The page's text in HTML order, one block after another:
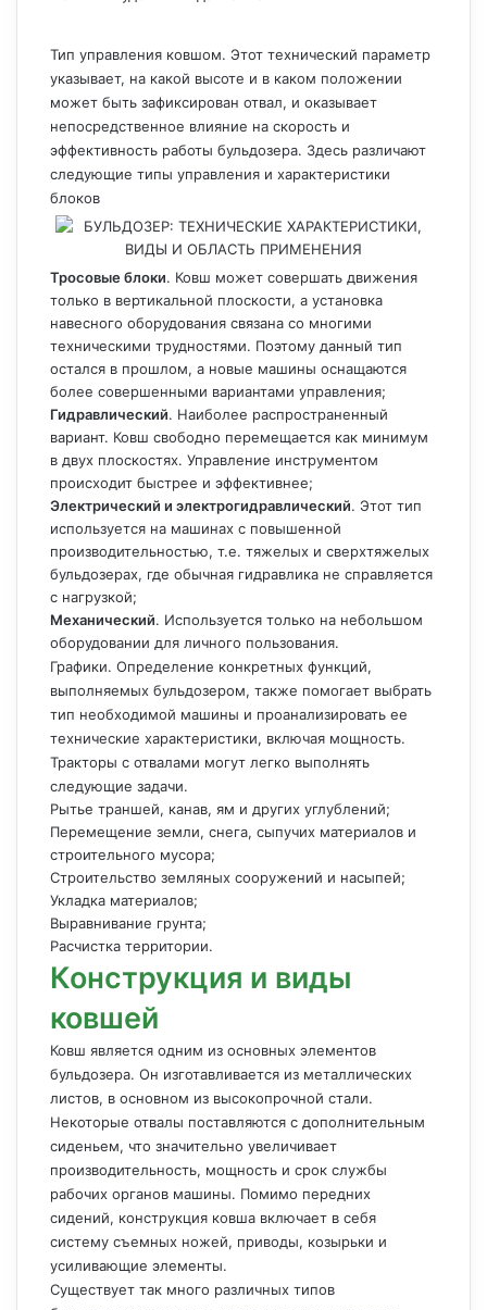
Тип управления ковшом. Этот технический параметр
указывает, на какой высоте и в каком положении
может быть зафиксирован отвал, и оказывает
непосредственное влияние на скорость и
эффективность работы бульдозера. Здесь различают
следующие типы управления и характеристики
блоков
Тросовые блоки. Ковш может совершать движения
только в вертикальной плоскости, а установка
навесного оборудования связана со многими
техническими трудностями. Поэтому данный тип
остался в прошлом, а новые машины оснащаются
более совершенными вариантами управления;
Гидравлический. Наиболее распространенный
вариант. Ковш свободно перемещается как минимум
в двух плоскостях. Управление инструментом
происходит быстрее и эффективнее;
Электрический и электрогидравлический. Этот тип
используется на машинах с повышенной
производительностью, т.е. тяжелых и сверхтяжелых
бульдозерах, где обычная гидравлика не справляется
с нагрузкой;
Механический. Используется только на небольшом
оборудовании для личного пользования.
Графики. Определение конкретных функций,
выполняемых бульдозером, также помогает выбрать
тип необходимой машины и проанализировать ее
технические характеристики, включая мощность.
Тракторы с отвалами могут легко выполнять
следующие задачи.
Рытье траншей, канав, ям и других углублений;
Перемещение земли, снега, сыпучих материалов и
строительного мусора;
Строительство земляных сооружений и насыпей;
Укладка материалов;
Выравнивание грунта;
Расчистка территории.
Конструкция и виды
ковшей
Ковш является одним из основных элементов
бульдозера. Он изготавливается из металлических
листов, в основном из высокопрочной стали.
Некоторые отвалы поставляются с дополнительным
сиденьем, что значительно увеличивает
производительность, мощность и срок службы
рабочих органов машины. Помимо передних
сидений, конструкция ковша включает в себя
систему съемных ножей, приводы, козырьки и
усиливающие элементы.
Существует так много различных типов